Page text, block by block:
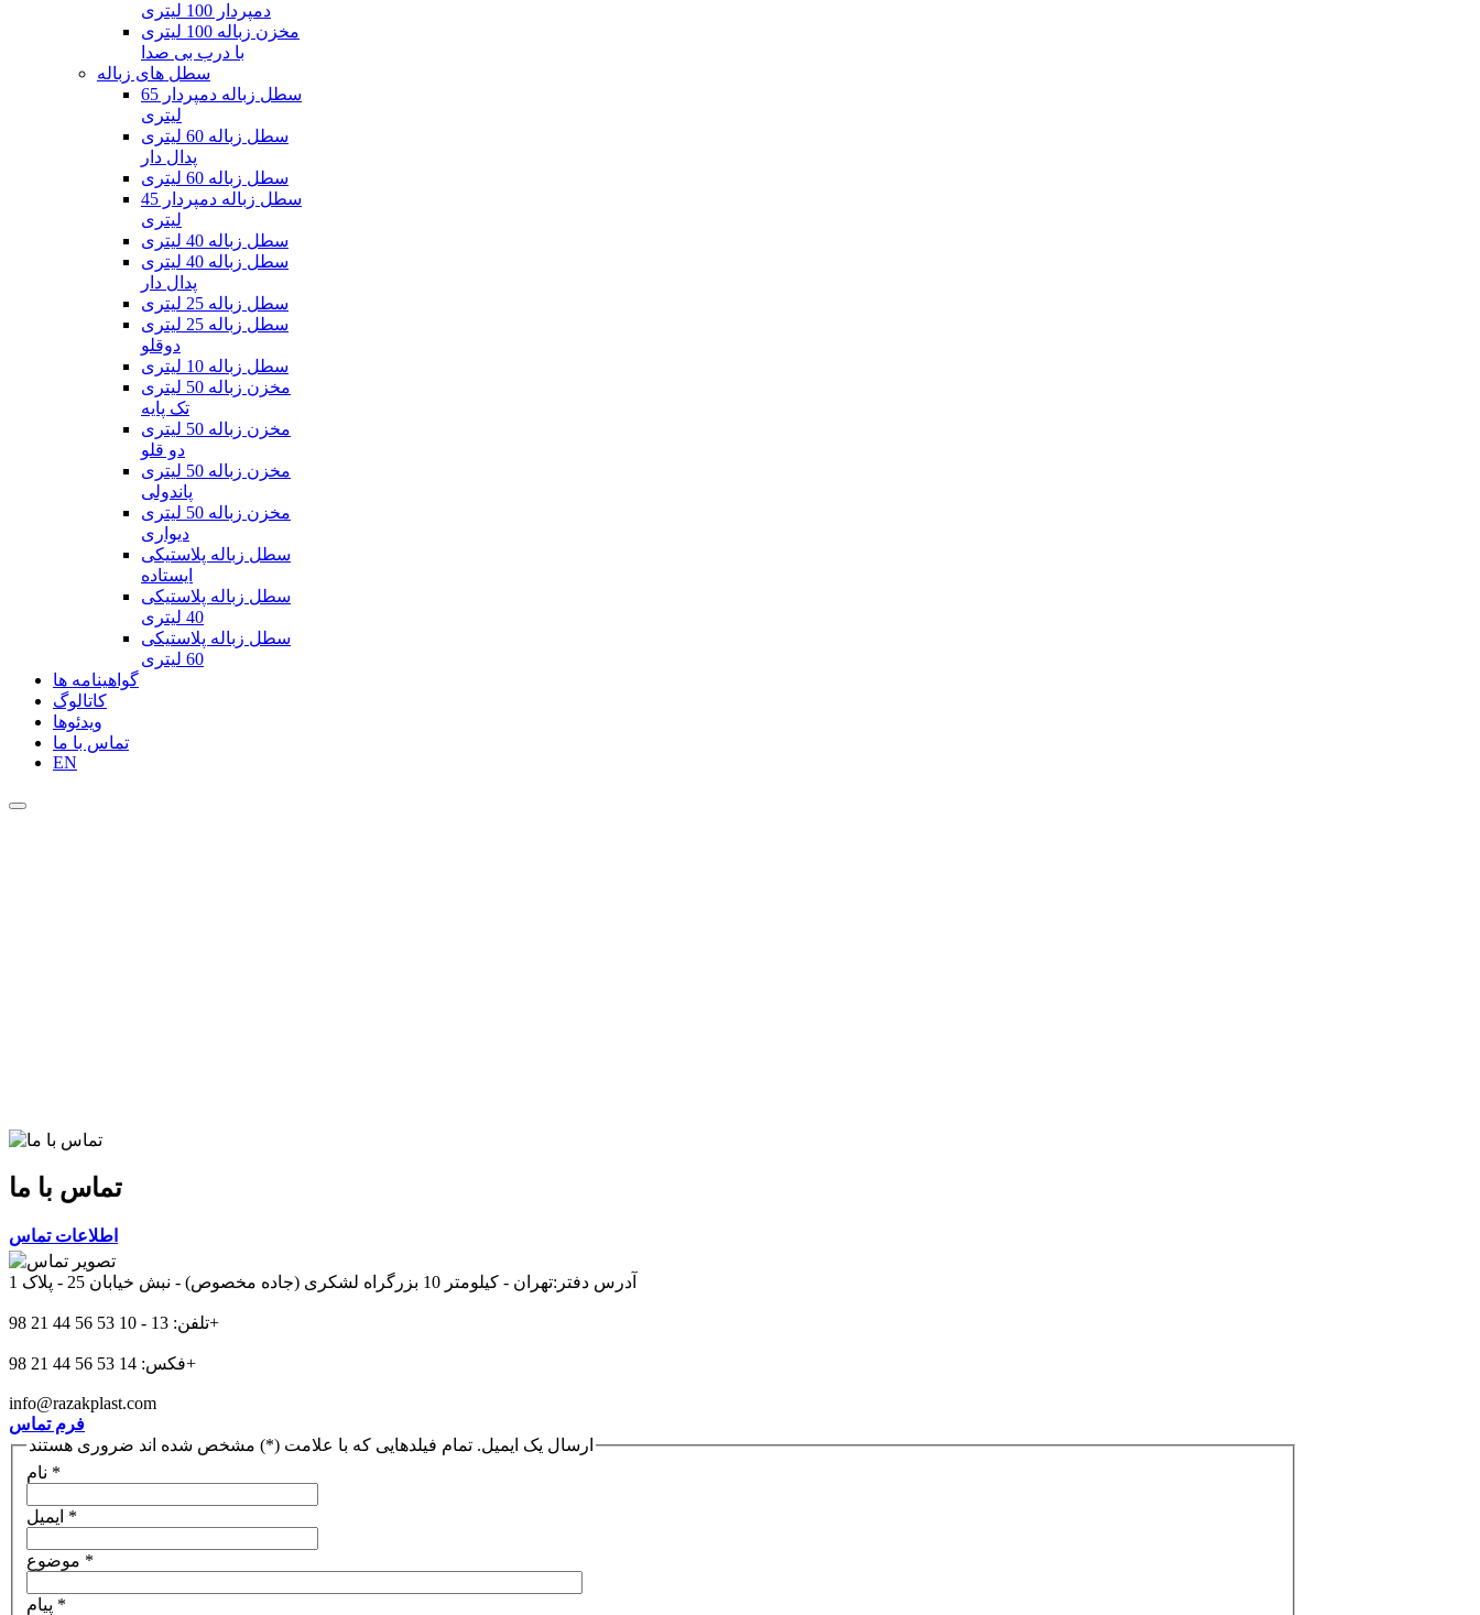
دمپردار 100 لیتری
مخزن زباله 100 لیتری
با درب بی صدا
سطل های زباله
سطل زباله دمپردار 65
لیتری
سطل زباله 60 لیتری
پدال دار
سطل زباله 60 لیتری
سطل زباله دمپردار 45
لیتری
سطل زباله 40 لیتری
سطل زباله 40 لیتری
پدال دار
سطل زباله 25 لیتری
سطل زباله 25 لیتری
دوقلو
سطل زباله 10 لیتری
مخزن زباله 50 لیتری
تک پایه
مخزن زباله 50 لیتری
دو قلو
مخزن زباله 50 لیتری
پاندولی
مخزن زباله 50 لیتری
دیواری
سطل زباله پلاستیکی
ایستاده
سطل زباله پلاستیکی
40 لیتری
سطل زباله پلاستیکی
60 لیتری
گواهینامه ها
کاتالوگ
ویدئوها
تماس با ما
EN
تماس با ما
اطلاعات تماس
آدرس دفتر:تهران - کیلومتر 10 بزرگراه لشکری (جاده مخصوص) - نبش خیابان 25 - پلاک 1
تلفن: 13 - 10 53 56 44 21 98+
فکس: 14 53 56 44 21 98+
info@razakplast.com
فرم تماس
ارسال یک ایمیل. تمام فیلدهایی که با علامت (*) مشخص شده اند ضروری هستند
نام *
ایمیل *
موضوع *
پیام *